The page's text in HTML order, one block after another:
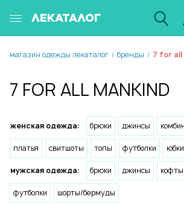
ЛЕКАТАЛОГ
магазин одежды лекаталог / бренды / 7 for all
7 FOR ALL MANKIND
женская одежда: брюки джинсы
платья свитшоты топы футболки юбки
мужская одежда: брюки джинсы кофты
футболки шорты/бермуды